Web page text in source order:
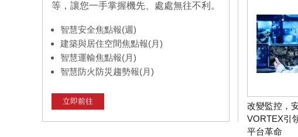
等，讓您一手掌握機先、處處無往不利。
智慧安全焦點報(週)
建築與居住空間焦點報(月)
智慧運輸焦點報(月)
智慧防火防災趨勢報(月)
立即前往
改變監控，
VORTEX引
平台革命